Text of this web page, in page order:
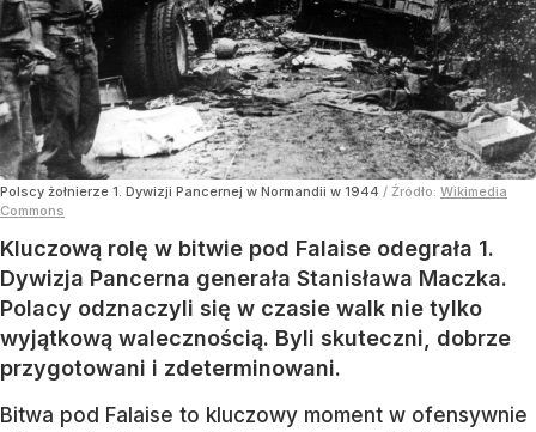
Polscy żołnierze 1. Dywizji Pancernej w Normandii w 1944 / Źródło: Wikimedia
Commons
Kluczową rolę w bitwie pod Falaise odegrała 1.
Dywizja Pancerna generała Stanisława Maczka.
Polacy odznaczyli się w czasie walk nie tylko
wyjątkową walecznością. Byli skuteczni, dobrze
przygotowani i zdeterminowani.
Bitwa pod Falaise to kluczowy moment w ofensywnie